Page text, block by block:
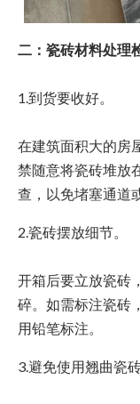
二：瓷砖材料处理
1.到货要收好。
在建筑面积大的房
禁随意将瓷砖堆放
查，以免堵塞通道
2.瓷砖摆放细节。
开箱后要立放瓷砖
碎。如需标注瓷砖
用铅笔标注。
3.避免使用翘曲瓷砖